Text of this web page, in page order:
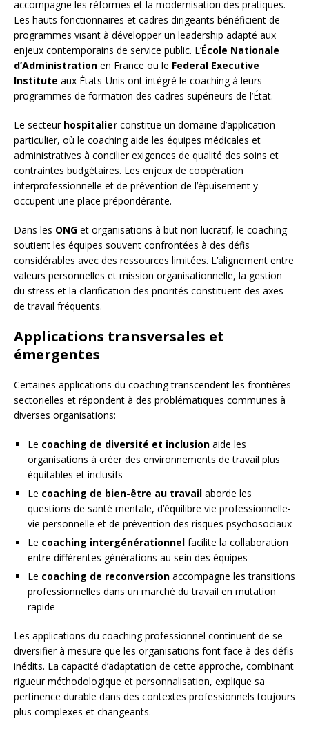
accompagne les réformes et la modernisation des pratiques.
Les hauts fonctionnaires et cadres dirigeants bénéficient de
programmes visant à développer un leadership adapté aux
enjeux contemporains de service public. L’École Nationale
d’Administration en France ou le Federal Executive
Institute aux États-Unis ont intégré le coaching à leurs
programmes de formation des cadres supérieurs de l’État.
Le secteur hospitalier constitue un domaine d’application
particulier, où le coaching aide les équipes médicales et
administratives à concilier exigences de qualité des soins et
contraintes budgétaires. Les enjeux de coopération
interprofessionnelle et de prévention de l’épuisement y
occupent une place prépondérante.
Dans les ONG et organisations à but non lucratif, le coaching
soutient les équipes souvent confrontées à des défis
considérables avec des ressources limitées. L’alignement entre
valeurs personnelles et mission organisationnelle, la gestion
du stress et la clarification des priorités constituent des axes
de travail fréquents.
Applications transversales et
émergentes
Certaines applications du coaching transcendent les frontières
sectorielles et répondent à des problématiques communes à
diverses organisations:
Le coaching de diversité et inclusion aide les
organisations à créer des environnements de travail plus
équitables et inclusifs
Le coaching de bien-être au travail aborde les
questions de santé mentale, d’équilibre vie professionnelle-
vie personnelle et de prévention des risques psychosociaux
Le coaching intergénérationnel facilite la collaboration
entre différentes générations au sein des équipes
Le coaching de reconversion accompagne les transitions
professionnelles dans un marché du travail en mutation
rapide
Les applications du coaching professionnel continuent de se
diversifier à mesure que les organisations font face à des défis
inédits. La capacité d’adaptation de cette approche, combinant
rigueur méthodologique et personnalisation, explique sa
pertinence durable dans des contextes professionnels toujours
plus complexes et changeants.